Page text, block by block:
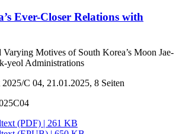
Ever-Closer Relations with
Varying Motives of South Korea’s Moon Jae-
yeol Administrations
2025/C 04, 21.01.2025, 8 Seiten
(PDF) | 261 KB